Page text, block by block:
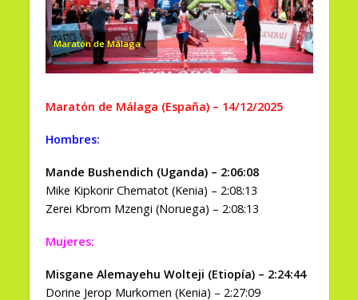
Maratón de Málaga
Maratón de Málaga (España) – 14/12/2025
Hombres:
Mande Bushendich (Uganda) – 2:06:08
Mike Kipkorir Chematot (Kenia) – 2:08:13
Zerei Kbrom Mzengi (Noruega) – 2:08:13
Mujeres:
Misgane Alemayehu Wolteji (Etiopía) – 2:24:44
Dorine Jerop Murkomen (Kenia) – 2:27:09